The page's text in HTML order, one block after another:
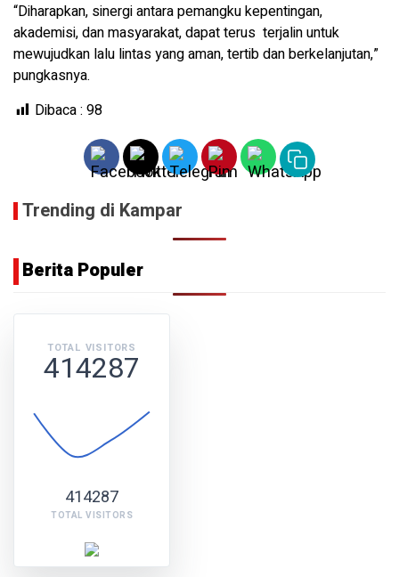
“Diharapkan, sinergi antara pemangku kepentingan,
akademisi, dan masyarakat, dapat terus terjalin untuk
mewujudkan lalu lintas yang aman, tertib dan berkelanjutan,”
pungkasnya.
Dibaca : 98
Trending di Kampar
Berita Populer
TOTAL VISITORS
414287
414287
TOTAL VISITORS